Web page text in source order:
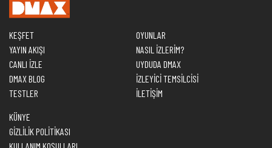
KEŞFET
YAYIN AKIŞI
CANLI İZLE
DMAX BLOG
TESTLER
OYUNLAR
NASIL İZLERİM?
UYDUDA DMAX
İZLEYİCİ TEMSİLCİSİ
İLETİŞİM
KÜNYE
GİZLİLİK POLİTİKASI